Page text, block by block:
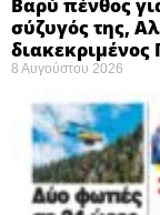
Βαρύ πένθος
σύζυγός της,
8 Αυγούστου 2026